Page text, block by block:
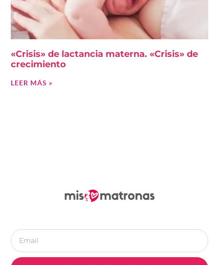
«Crisis» de lactancia materna. «Crisis» de
crecimiento
LEER MÁS »